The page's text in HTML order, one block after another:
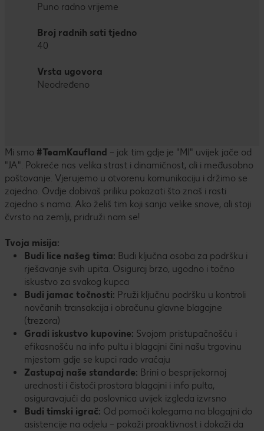
Puno radno vrijeme
Broj radnih sati tjedno
40
Vrsta ugovora
Neodređeno
Mi smo #TeamKaufland – jak tim gdje je "MI" uvijek jače od
"JA". Pokreće nas velika strast i dinamičnost, ali i međusobno
poštovanje. Vjerujemo u otvorenu komunikaciju i držimo se
zajedno. Ovdje dobivaš priliku pokazati što znaš i rasti
zajedno s nama. Ako želiš tim koji sanja velike snove, ali stoji
čvrsto na zemlji, pridruži nam se!
Tvoja misija:
Budi lice našeg tima: Budi ključna osoba za podršku i
rješavanje svih upita. Osiguraj brzo, ugodno i točno
iskustvo za svakog kupca
Budi jamac točnosti: Pruži ključnu podršku u kontroli
novčanih transakcija i obračunu glavne blagajne
(trezora)
Gradi iskustvo kupovine: Svojom pristupačnošću i
efikasnošću na info pultu i blagajni čini našu trgovinu
mjestom gdje se kupci rado vraćaju
Zastupaj naše standarde: Brini o besprijekornoj
urednosti i čistoći prostora blagajni i info pulta,
osiguravajući da poslovnica uvijek izgleda izvrsno
Budi timski igrač: Od pomoći kolegama na blagajni do
asistencije na odjelu – pokaži proaktivnost i dokaži da